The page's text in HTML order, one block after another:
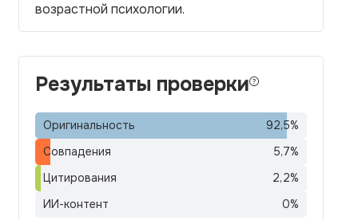
возрастной психологии.
Результаты проверки
Оригинальность 92,5%
Совпадения
5,7%
Цитирования
2,2%
ИИ-контент
0%